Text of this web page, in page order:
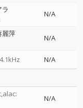
ラ
N/A
麗萍
N/A
N/A
N/A